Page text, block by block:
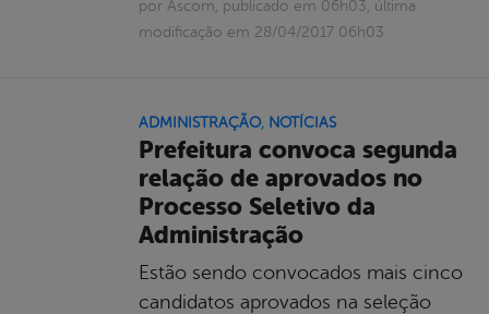
por Ascom, publicado em 06h03, última
modificação em 28/04/2017 06h03
ADMINISTRAÇÃO, NOTÍCIAS
Prefeitura convoca segunda
relação de aprovados no
Processo Seletivo da
Administração
Estão sendo convocados mais cinco
candidatos aprovados na seleção